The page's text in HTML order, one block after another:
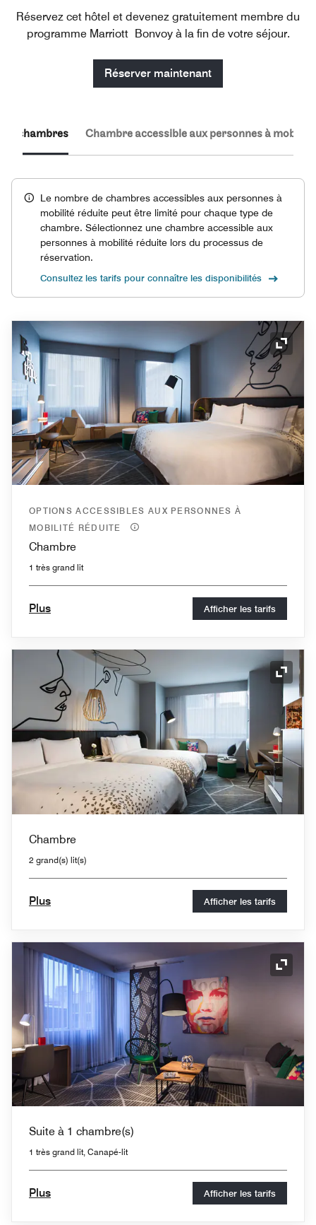
Réservez cet hôtel et devenez gratuitement membre du
programme Marriott Bonvoy à la fin de votre séjour.
Réserver maintenant
chambres Chambre accessible aux personnes à mobilité
Le nombre de chambres accessibles aux personnes à
mobilité réduite peut être limité pour chaque type de
chambre. Sélectionnez une chambre accessible aux
personnes à mobilité réduite lors du processus de
réservation.
Consultez les tarifs pour connaître les disponibilités
Icône
OPTIONS ACCESSIBLES AUX PERSONNES À
MOBILITÉ RÉDUITE
Chambre
1 très grand lit
Plus Afficher les tarifs
Icône
Chambre
2 grand(s) lit(s)
Plus Afficher les tarifs
Icône
Suite à 1 chambre(s)
1 très grand lit, Canapé-lit
Plus Afficher les tarifs